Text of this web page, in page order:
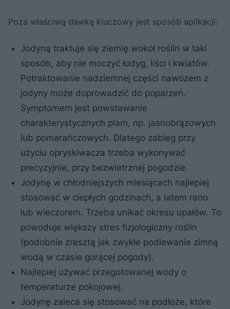
Poza właściwą dawką kluczowy jest sposób aplikacji:
Jodyną traktuje się ziemię wokół roślin w taki
sposób, aby nie moczyć łodyg, liści i kwiatów.
Potraktowanie nadziemnej części nawozem z
jodyny może doprowadzić do poparzeń.
Symptomem jest powstawanie
charakterystycznych plam, np. jasnobrązowych
lub pomarańczowych. Dlatego zabieg przy
użyciu opryskiwacza trzeba wykonywać
precyzyjnie, przy bezwietrznej pogodzie.
Jodynę w chłodniejszych miesiącach najlepiej
stosować w ciepłych godzinach, a latem rano
lub wieczorem. Trzeba unikać okresu upałów. To
powoduje większy stres fizjologiczny roślin
(podobnie zresztą jak zwykłe podlewanie zimną
wodą w czasie gorącej pogody).
Najlepiej używać przegotowanej wody o
temperaturze pokojowej.
Jodynę zaleca się stosować na podłoże, które